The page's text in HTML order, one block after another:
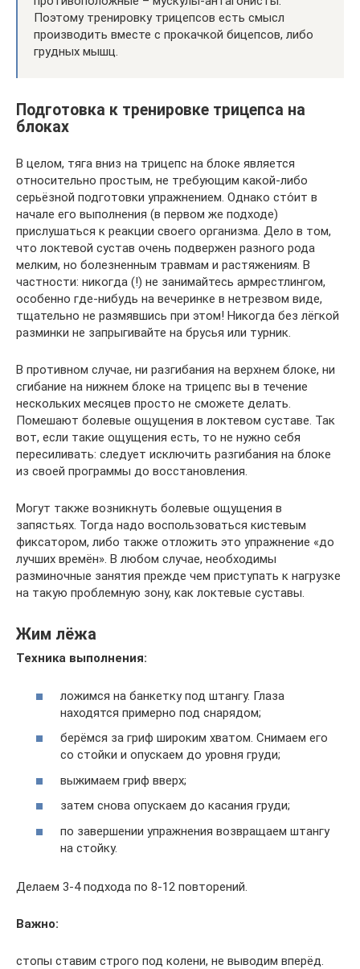
Поэтому тренировку трицепсов есть смысл
производить вместе с прокачкой бицепсов, либо
грудных мышц.
Подготовка к тренировке трицепса на
блоках
В целом, тяга вниз на трицепс на блоке является
относительно простым, не требующим какой-либо
серьёзной подготовки упражнением. Однако сто́ит в
начале его выполнения (в первом же подходе)
прислушаться к реакции своего организма. Дело в том,
что локтевой сустав очень подвержен разного рода
мелким, но болезненным травмам и растяжениям. В
частности: никогда (!) не занимайтесь армрестлингом,
особенно где-нибудь на вечеринке в нетрезвом виде,
тщательно не размявшись при этом! Никогда без лёгкой
разминки не запрыгивайте на брусья или турник.
В противном случае, ни разгибания на верхнем блоке, ни
сгибание на нижнем блоке на трицепс вы в течение
нескольких месяцев просто не сможете делать.
Помешают болевые ощущения в локтевом суставе. Так
вот, если такие ощущения есть, то не нужно себя
пересиливать: следует исключить разгибания на блоке
из своей программы до восстановления.
Могут также возникнуть болевые ощущения в
запястьях. Тогда надо воспользоваться кистевым
фиксатором, либо также отложить это упражнение «до
лучших времён». В любом случае, необходимы
разминочные занятия прежде чем приступать к нагрузке
на такую проблемную зону, как локтевые суставы.
Жим лёжа
Техника выполнения:
ложимся на банкетку под штангу. Глаза
находятся примерно под снарядом;
берёмся за гриф широким хватом. Снимаем его
со стойки и опускаем до уровня груди;
выжимаем гриф вверх;
затем снова опускаем до касания груди;
по завершении упражнения возвращаем штангу
на стойку.
Делаем 3-4 подхода по 8-12 повторений.
Важно:
стопы ставим строго под колени, не выводим вперёд.